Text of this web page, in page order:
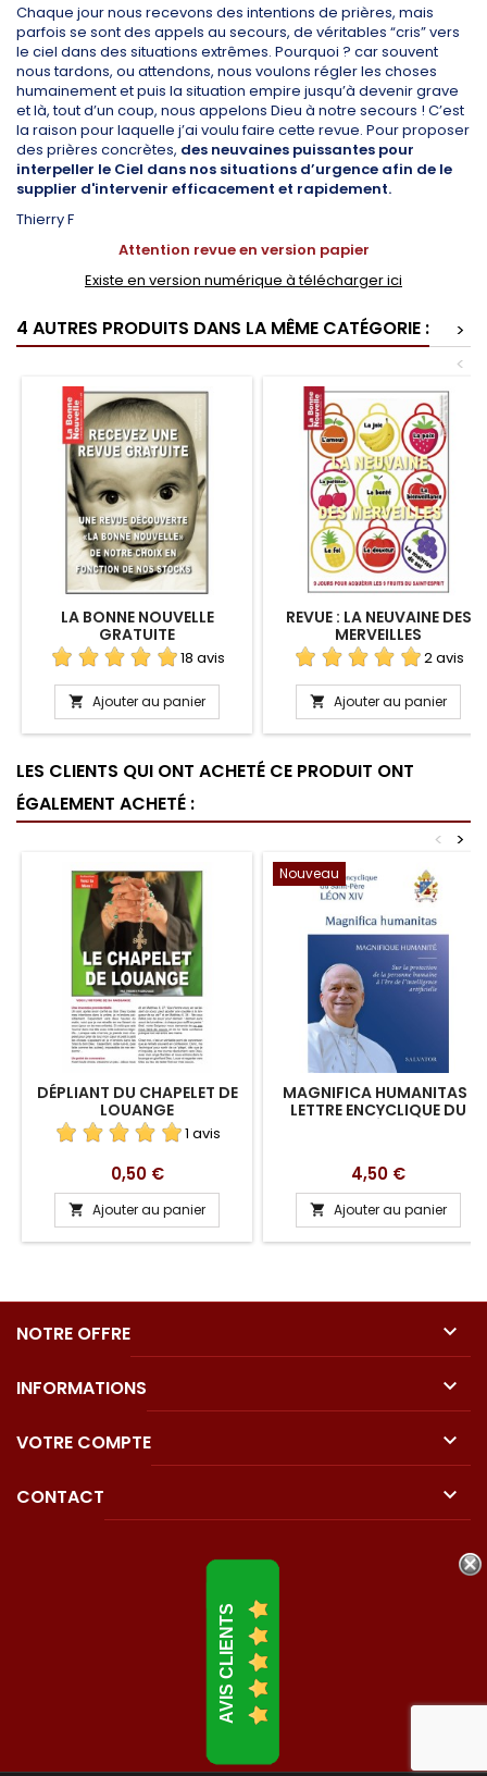
Chaque jour nous recevons des intentions de prières, mais
parfois se sont des appels au secours, de véritables “cris” vers
le ciel dans des situations extrêmes. Pourquoi ? car souvent
nous tardons, ou attendons, nous voulons régler les choses
humainement et puis la situation empire jusqu’à devenir grave
et là, tout d’un coup, nous appelons Dieu à notre secours ! C’est
la raison pour laquelle j’ai voulu faire cette revue. Pour proposer
des prières concrètes, des neuvaines puissantes pour
interpeller le Ciel dans nos situations d’urgence afin de le
supplier d'intervenir efficacement et rapidement.
Thierry F
Attention revue en version papier
Existe en version numérique à télécharger ici
4 AUTRES PRODUITS DANS LA MÊME CATÉGORIE :
>
<
LA BONNE NOUVELLE
GRATUITE
18 avis
 Ajouter au panier
REVUE : LA NEUVAINE DES
MERVEILLES
2 avis
 Ajouter au panier
LES CLIENTS QUI ONT ACHETÉ CE PRODUIT ONT
ÉGALEMENT ACHETÉ :
>
<
DÉPLIANT DU CHAPELET DE
LOUANGE
1 avis
Prix
0,50 €
 Ajouter au panier
Nouveau
MAGNIFICA HUMANITAS :
LETTRE ENCYCLIQUE DU
Prix
4,50 €
 Ajouter au panier
NOTRE OFFRE 
INFORMATIONS 
VOTRE COMPTE 
CONTACT 
AVIS CLIENTS